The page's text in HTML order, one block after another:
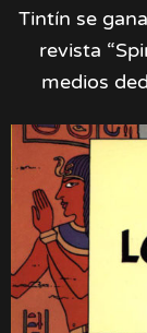
Tintín se
revista
medios